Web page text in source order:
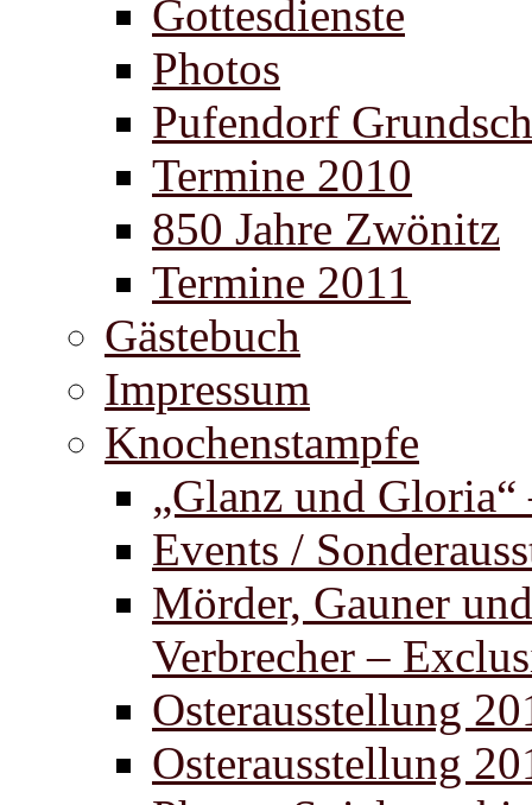
Gottesdienste
Photos
Pufendorf
Termine 2010
850 Jahre Zwönitz
Termine 2011
Gästebuch
Impressum
Knochenstampfe
„Glanz und
Events /
Mörder, Gauner
Verbrecher –
Osterausstellung
Osterausstellung